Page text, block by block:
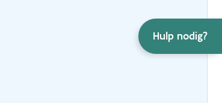
Hulp nodig?